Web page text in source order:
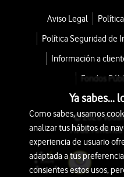
Aviso Legal
Política Seguridad de
Información a
Fondos
© 2026
Avda.
Ya sabes...
Como sabes, usamos
analizar tus hábitos de
experiencia de usuario
adaptada a tus
consientes estos usos,